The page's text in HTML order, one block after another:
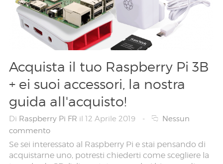
Acquista il tuo Raspberry Pi 3B
+ ei suoi accessori, la nostra
guida all'acquisto!
Di Raspberry Pi FR il 12 Aprile 2019 -
Nessun
commento
Se sei interessato al Raspberry Pi e stai pensando di
acquistarne uno, potresti chiederti come scegliere la